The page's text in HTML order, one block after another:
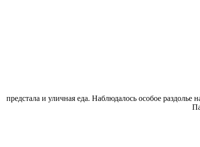
предстала и уличная еда. Наблюдалось особое